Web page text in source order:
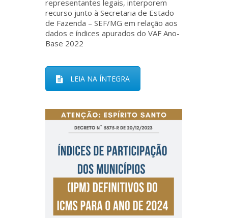
representantes legais, interporem
recurso junto à Secretaria de Estado
de Fazenda – SEF/MG em relação aos
dados e índices apurados do VAF Ano-
Base 2022
LEIA NA ÍNTEGRA